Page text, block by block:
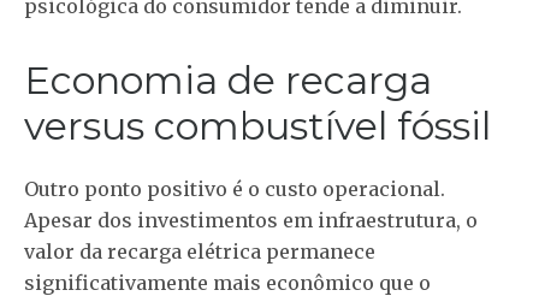
psicológica do consumidor tende a diminuir.
Economia de recarga
versus combustível fóssil
Outro ponto positivo é o custo operacional.
Apesar dos investimentos em infraestrutura, o
valor da recarga elétrica permanece
significativamente mais econômico que o